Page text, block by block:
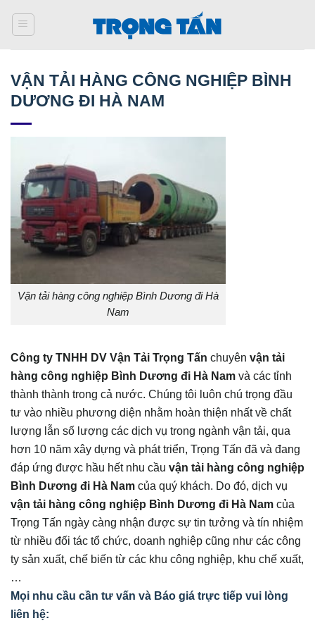
qua
VẬN TẢI HÀNG CÔNG NGHIỆP BÌNH
DƯƠNG ĐI HÀ NAM
Vận tải hàng công nghiệp Bình Dương đi Hà
Nam
Công ty TNHH DV Vận Tải Trọng Tấn chuyên vận tải
hàng công nghiệp Bình Dương đi Hà Nam và các tỉnh
thành thành trong cả nước. Chúng tôi luôn chú trọng đầu
tư vào nhiều phương diện nhằm hoàn thiện nhất về chất
lượng lẫn số lượng các dịch vụ trong ngành vận tải, qua
hơn 10 năm xây dựng và phát triển, Trọng Tấn đã và đang
đáp ứng được hầu hết nhu cầu vận tải hàng công nghiệp
Bình Dương đi Hà Nam của quý khách. Do đó, dịch vụ
vận tải hàng công nghiệp Bình Dương đi Hà Nam của
Trọng Tấn ngày càng nhận được sự tin tưởng và tín nhiệm
từ nhiều đối tác tổ chức, doanh nghiệp cũng như các công
ty sản xuất, chế biến từ các khu công nghiệp, khu chế xuất,
…
Mọi nhu cầu cần tư vấn và Báo giá trực tiếp vui lòng
liên hệ: